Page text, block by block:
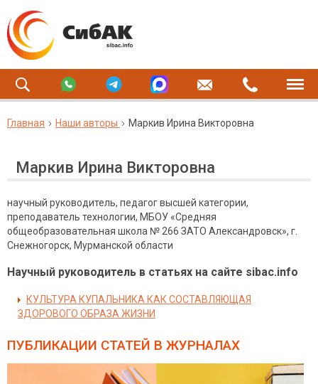
Главная Наши авторы Маркив Ирина Викторовна
Маркив Ирина Викторовна
научный руководитель, педагог высшей категории,
преподаватель технологии, МБОУ «Средняя
общеобразовательная школа № 266 ЗАТО Александровск», г.
Снежногорск, Мурманской области
Научный руководитель в статьях на сайте sibac.info
КУЛЬТУРА КУПАЛЬНИКА КАК СОСТАВЛЯЮЩАЯ
ЗДОРОВОГО ОБРАЗА ЖИЗНИ
ПУБЛИКАЦИИ СТАТЕЙ В ЖУРНАЛАХ